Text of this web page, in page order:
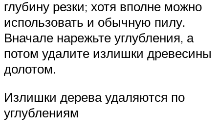
глубину резки; хотя вполне можно
использовать и обычную пилу.
Вначале нарежьте углубления, а
потом удалите излишки древесины
долотом.
Излишки дерева удаляются по
углублениям